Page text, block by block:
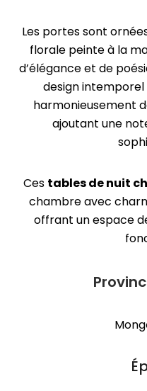
Les portes sont
florale peinte à la
d’élégance et de
design
harmonieusement
ajoutant une
Ces tables de nuit
chambre avec
offrant un espace